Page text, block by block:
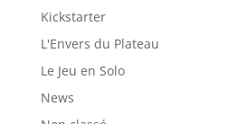
Kickstarter
L'Envers du Plateau
Le Jeu en Solo
News